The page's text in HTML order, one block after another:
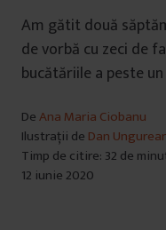
Am gătit două
de vorbă cu zeci de
bucătăriile a peste
DeAna Maria Ciobanu
Ilustrații de Dan
Timp de citire: 32 de
12 iunie 2020